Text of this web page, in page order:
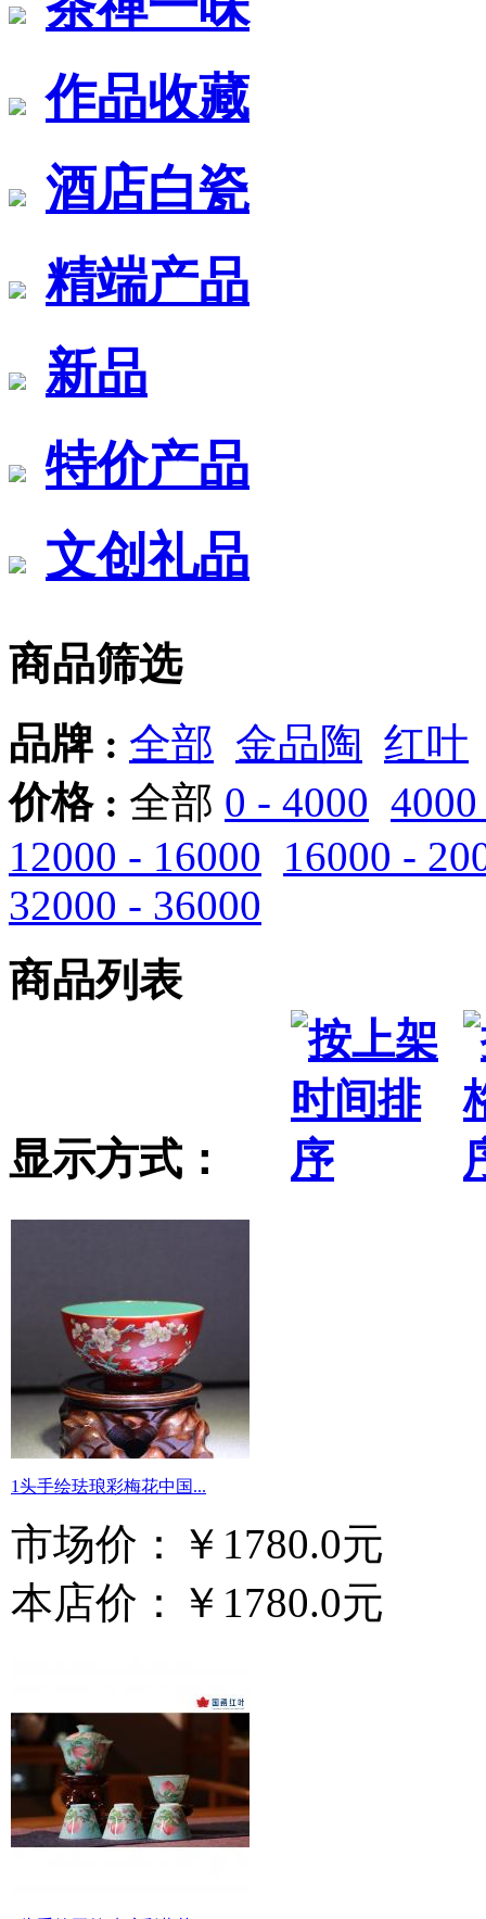
作品收藏
酒店白瓷
精端产品
新品
特价产品
文创礼品
商品筛选
品牌 : 全部 金品陶 红叶
价格 : 全部 0 - 4000
12000 - 16000 16000 -
32000 - 36000
商品列表
显示方式：
1头手绘珐琅彩梅花中国...
市场价：
￥1780.0元
本店价：
￥1780.0元